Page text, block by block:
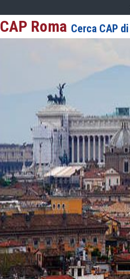
CAP Roma Cerca CAP